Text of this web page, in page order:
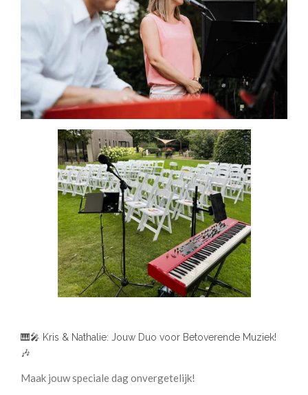
🎹🎤 Kris & Nathalie: Jouw Duo voor Betoverende Muziek!
🎶
Maak jouw speciale dag onvergetelijk!